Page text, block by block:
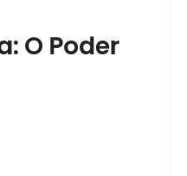
O Poder